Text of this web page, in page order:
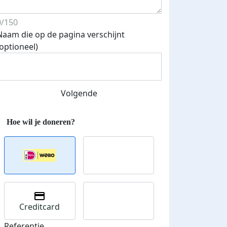
150
die op de pagina verschijnt
Volgende
Creditcard